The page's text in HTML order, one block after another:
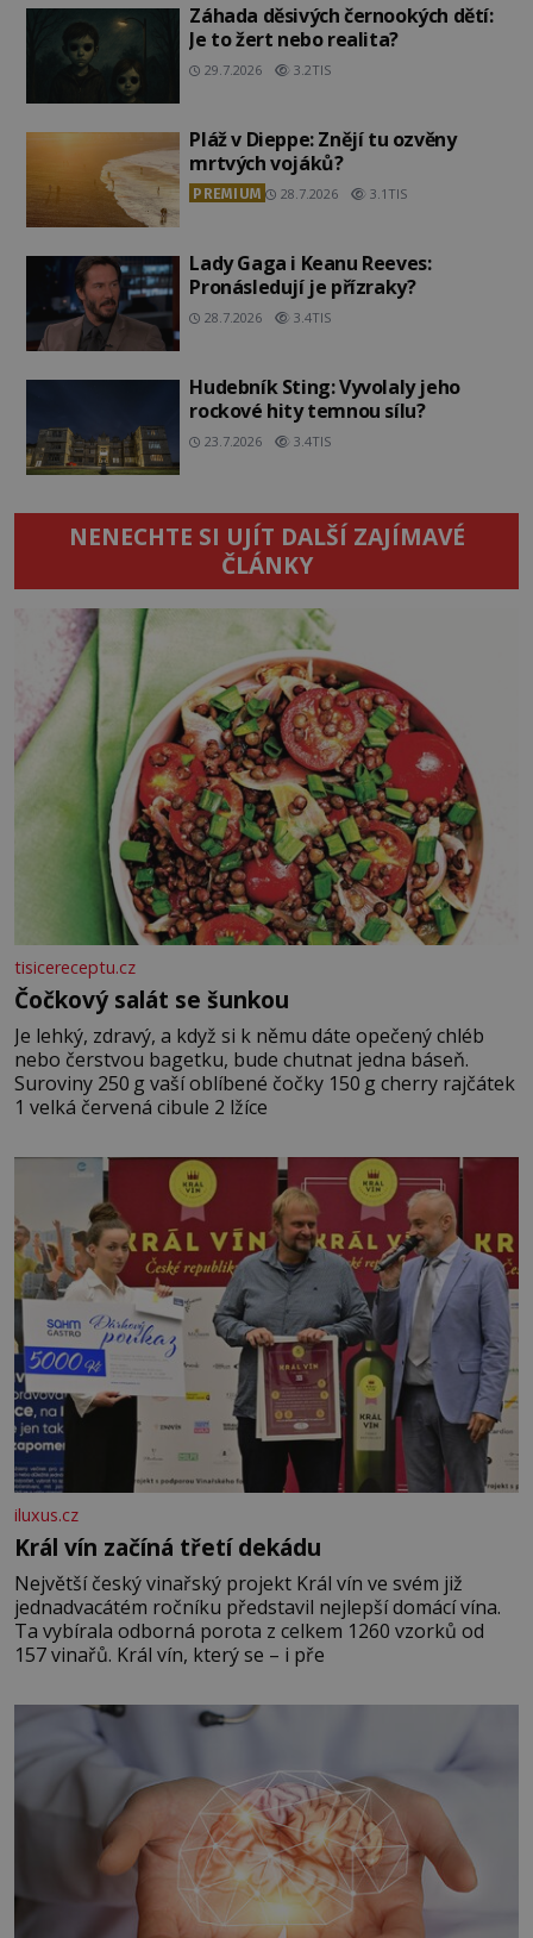
Záhada děsivých černookých dětí:
Je to žert nebo realita?
29.7.2026 3.2TIS
Pláž v Dieppe: Znějí tu ozvěny
mrtvých vojáků?
PREMIUM 28.7.2026 3.1TIS
Lady Gaga i Keanu Reeves:
Pronásledují je přízraky?
28.7.2026 3.4TIS
Hudebník Sting: Vyvolaly jeho
rockové hity temnou sílu?
23.7.2026 3.4TIS
NENECHTE SI UJÍT DALŠÍ ZAJÍMAVÉ
ČLÁNKY
tisicereceptu.cz
Čočkový salát se šunkou
Je lehký, zdravý, a když si k němu dáte opečený chléb
nebo čerstvou bagetku, bude chutnat jedna báseň.
Suroviny 250 g vaší oblíbené čočky 150 g cherry rajčátek
1 velká červená cibule 2 lžíce
iluxus.cz
Král vín začíná třetí dekádu
Největší český vinařský projekt Král vín ve svém již
jednadvacátém ročníku představil nejlepší domácí vína.
Ta vybírala odborná porota z celkem 1260 vzorků od
157 vinařů. Král vín, který se – i pře